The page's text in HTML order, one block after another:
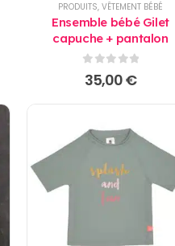
PRODUITS, VÊTEMENT BÉBÉ
Ensemble bébé Gilet
capuche + pantalon
0sur 5
35,00€